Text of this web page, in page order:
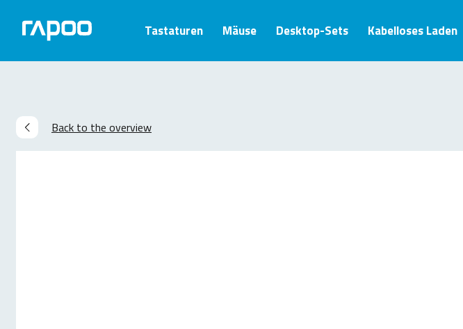
Tastaturen Mäuse Desktop-Sets Kabelloses Laden
Back to the overview